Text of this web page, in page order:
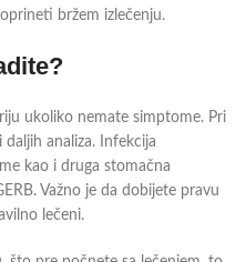
bržem izlečenju.
ukoliko nemate simptome. Pri
analiza. Infekcija
kao i druga stomačna
Važno je da dobijete pravu
lečeni.